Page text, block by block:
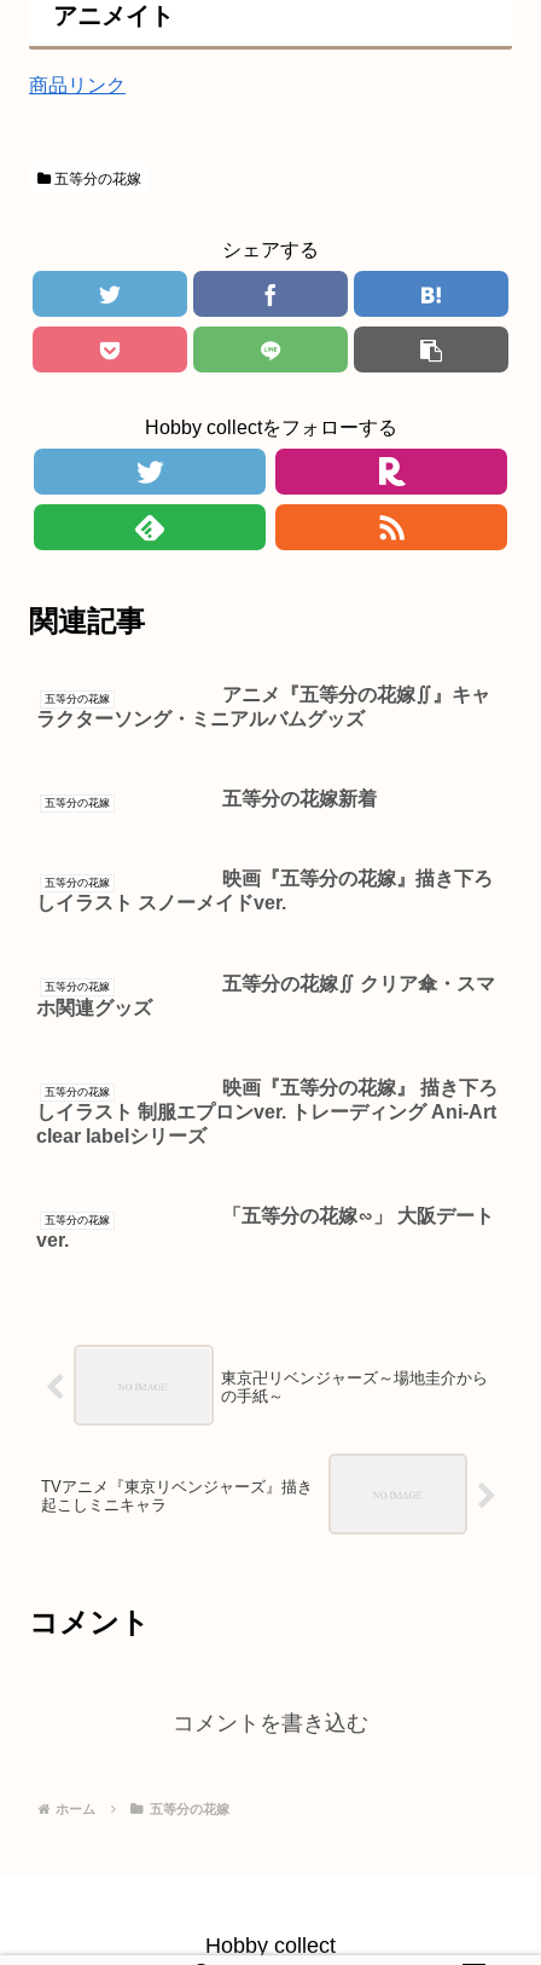
アニメイト
商品リンク
五等分の花嫁
シェアする
Hobby collectをフォローする
関連記事
五等分の花嫁
アニメ『五等分の花嫁∬』キャ
ラクターソング・ミニアルバムグッズ
五等分の花嫁 五等分の花嫁新着
五等分の花嫁
映画『五等分の花嫁』描き下ろ
しイラスト スノーメイドver.
五等分の花嫁
五等分の花嫁∬ クリア傘・スマ
ホ関連グッズ
五等分の花嫁
映画『五等分の花嫁』 描き下ろ
しイラスト 制服エプロンver. トレーディング Ani-Art
clear labelシリーズ
五等分の花嫁
「五等分の花嫁∽」 大阪デート
ver.
東京卍リベンジャーズ～場地圭介から
の手紙～
TVアニメ『東京リベンジャーズ』描き
起こしミニキャラ
コメント
コメントを書き込む
ホーム 五等分の花嫁
Hobby collect